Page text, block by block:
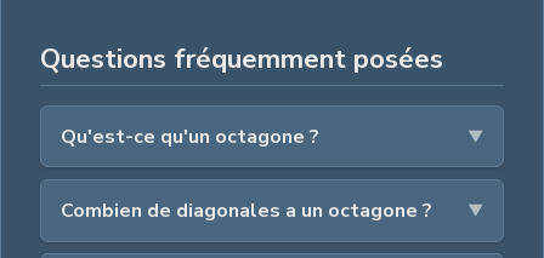
Questions fréquemment posées
Qu'est-ce qu'un octagone ?
Combien de diagonales a un octagone ?